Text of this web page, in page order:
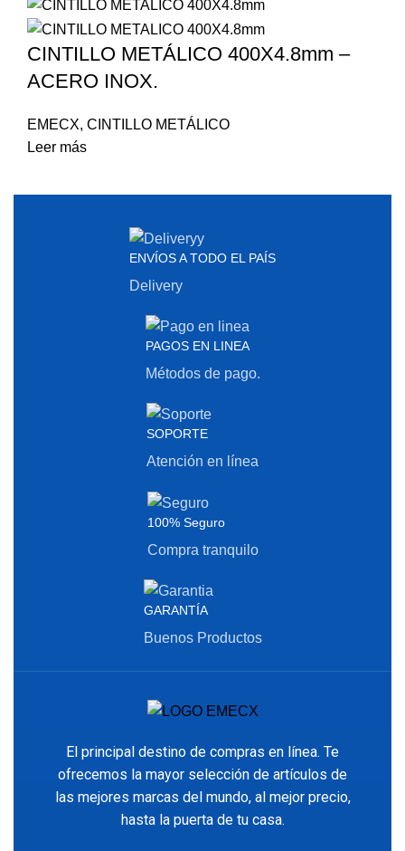
CINTILLO METÁLICO 400X4.8mm –
ACERO INOX.
EMECX, CINTILLO METÁLICO
Leer más
ENVÍOS A TODO EL PAÍS
Delivery
PAGOS EN LINEA
Métodos de pago.
SOPORTE
Atención en línea
100% Seguro
Compra tranquilo
GARANTÍA
Buenos Productos
El principal destino de compras en línea. Te
ofrecemos la mayor selección de artículos de
las mejores marcas del mundo, al mejor precio,
hasta la puerta de tu casa.